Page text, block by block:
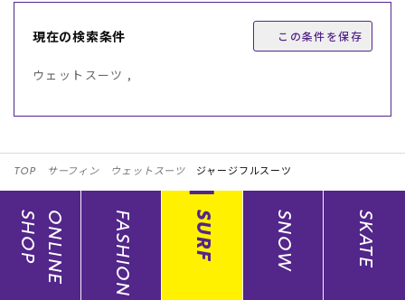
現在の検索条件 この条件を保存
ウェットスーツ ,
TOP サーフィン ウェットスーツ ジャージフルスーツ
ONLINE
SHOP FASHION SURF SNOW SKATE